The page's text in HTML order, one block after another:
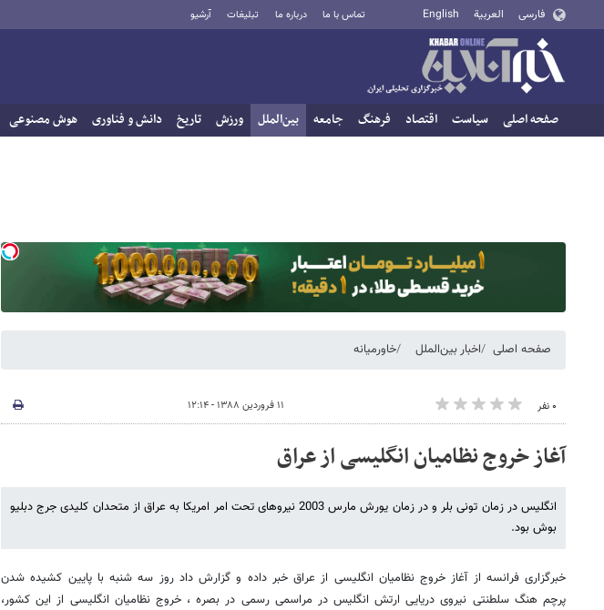
فارسی العربية English تماس با ما درباره ما تبلیغات آرشیو
صفحه اصلی سیاست اقتصاد فرهنگ جامعه بین‌الملل ورزش تاریخ دانش و فناوری هوش مصنوعی
صفحه اصلی اخبار بین‌الملل خاورمیانه
۰ نفر ۱۱ فروردین ۱۳۸۸ - ۱۲:۱۴
آغاز خروج نظامیان انگلیسی از عراق
انگلیس در زمان تونی بلر و در زمان یورش مارس 2003 نیروهای تحت امر امریکا به عراق از متحدان کلیدی جرج دبلیو
بوش بود.
خبرگزاری فرانسه از آغاز خروج نظامیان انگلیسی از عراق خبر داده و گزارش داد روز سه شنبه با پایین کشیده شدن
پرچم هنگ سلطنتی نیروی دریایی ارتش انگلیس در مراسمی رسمی در بصره ، خروج نظامیان انگلیسی از این کشور،